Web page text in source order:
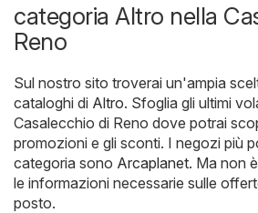
categoria Altro nella
Reno
Sul nostro sito troverai un'ampia
cataloghi di Altro. Sfoglia gli ultimi
Casalecchio di Reno dove potrai
promozioni e gli sconti. I negozi più
categoria sono Arcaplanet. Ma non
le informazioni necessarie sulle
posto.